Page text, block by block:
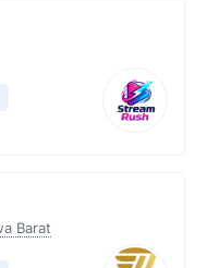
Barat